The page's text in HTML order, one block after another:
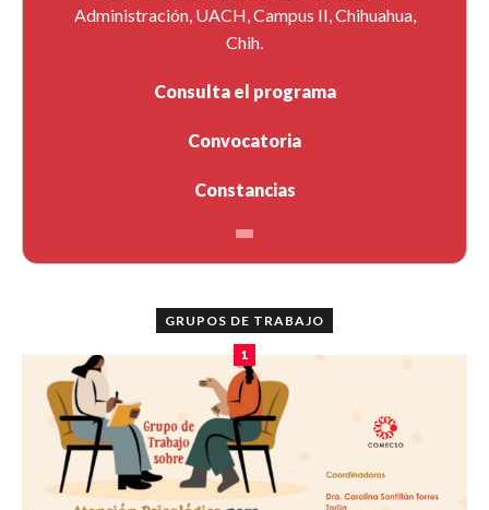
Administración, UACH, Campus II, Chihuahua,
Chih.
Consulta el programa
Convocatoria
Constancias
GRUPOS DE TRABAJO
1